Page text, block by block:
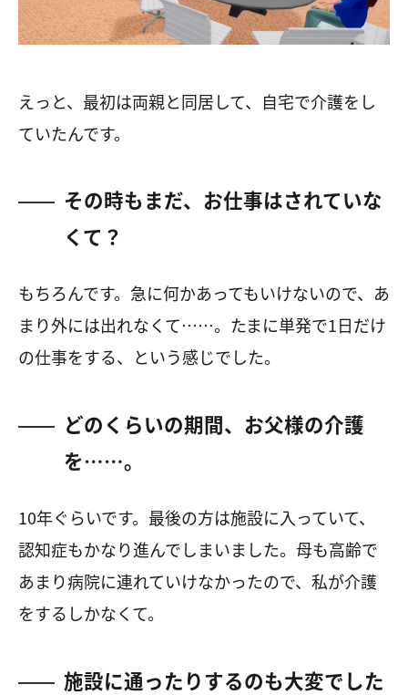
えっと、最初は両親と同居して、自宅で介護をし
ていたんです。
その時もまだ、お仕事はされていな
くて？
もちろんです。急に何かあってもいけないので、あ
まり外には出れなくて……。たまに単発で1日だけ
の仕事をする、という感じでした。
どのくらいの期間、お父様の介護
を……。
10年ぐらいです。最後の方は施設に入っていて、
認知症もかなり進んでしまいました。母も高齢で
あまり病院に連れていけなかったので、私が介護
をするしかなくて。
施設に通ったりするのも大変でした